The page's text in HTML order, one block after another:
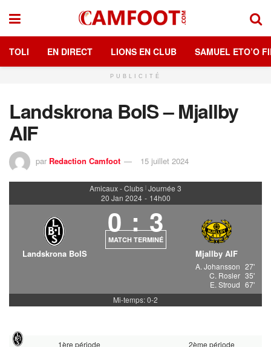
TOLI EN DIRECT LIONS EN CLUB SAMUEL ETO’O
PUBLICITÉ
Landskrona BoIS – Mjallby
AIF
par Redaction Camfoot 15 juillet 2024
Amicaux - Clubs | Journée 3
20 Jan 2024 - 14h00
Landskrona BoIS
0 : 3
MATCH TERMINÉ
Mjallby AIF
A. Johansson 27'
C. Rosler 35'
E. Stroud 67'
Mi-temps: 0-2
1ère période 2ème période